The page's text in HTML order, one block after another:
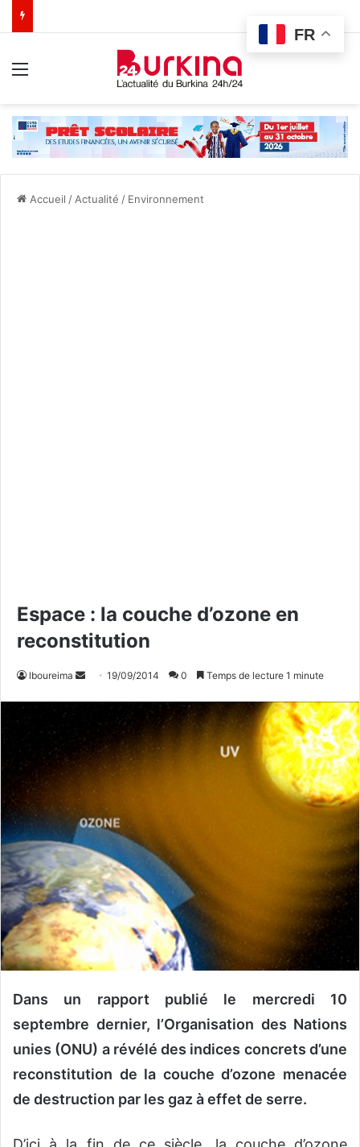
Accueil / Actualité / Environnement
Espace : la couche d’ozone en
reconstitution
lboureima
n
c
o
u
r
r
i
e
19/09/2014 0 Temps de lecture 1 minute
Dans un rapport publié le mercredi 10
septembre dernier, l’Organisation des Nations
unies (ONU) a révélé des indices concrets d’une
reconstitution de la couche d’ozone menacée
de destruction par les gaz à effet de serre.
FR